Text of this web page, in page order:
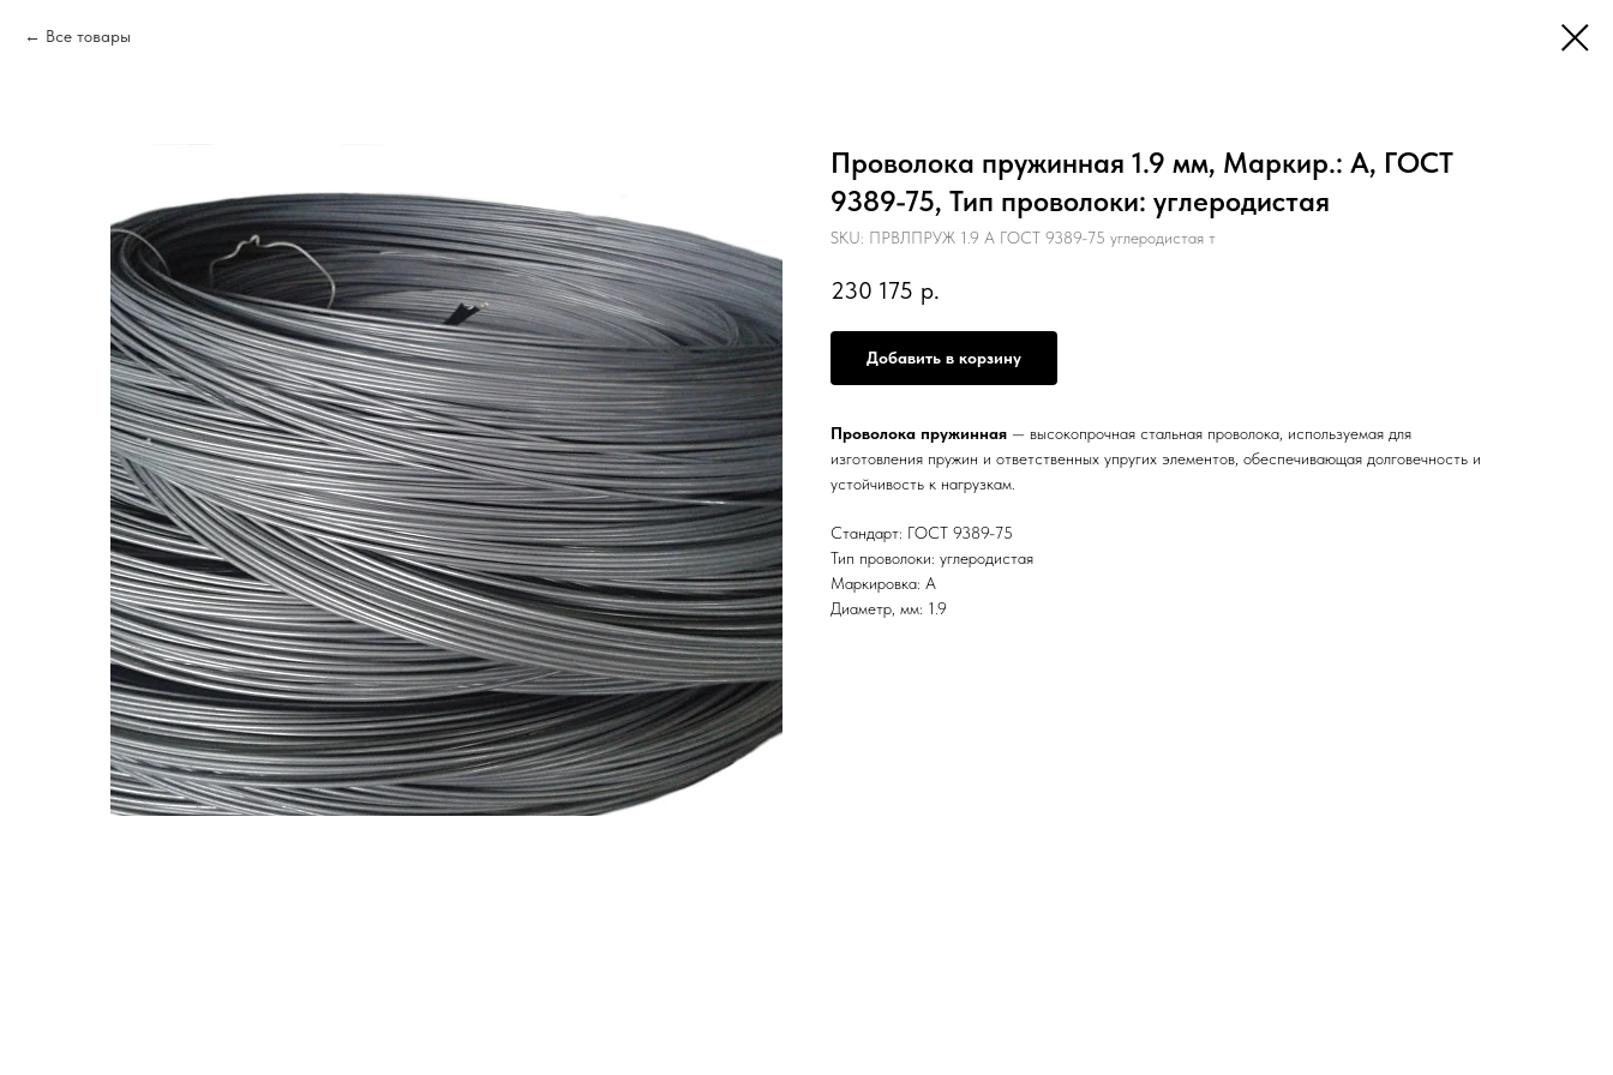
Все товары
Проволока пружинная 1.9 мм, Маркир.: А, ГОСТ
9389-75, Тип проволоки: углеродистая
SKU: ПРВЛПРУЖ 1.9 А ГОСТ 9389-75 углеродистая т
230 175 р.
Добавить в корзину
Проволока пружинная — высокопрочная стальная проволока, используемая для
изготовления пружин и ответственных упругих элементов, обеспечивающая долговечность и
устойчивость к нагрузкам.
Стандарт: ГОСТ 9389-75
Тип проволоки: углеродистая
Маркировка: А
Диаметр, мм: 1.9